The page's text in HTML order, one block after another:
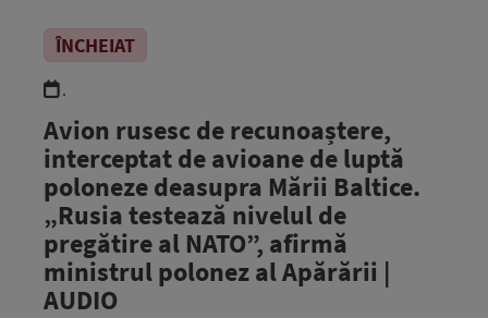
ÎNCHEIAT
.
Avion rusesc de recunoaștere,
interceptat de avioane de luptă
poloneze deasupra Mării Baltice.
„Rusia testează nivelul de
pregătire al NATO”, afirmă
ministrul polonez al Apărării |
AUDIO